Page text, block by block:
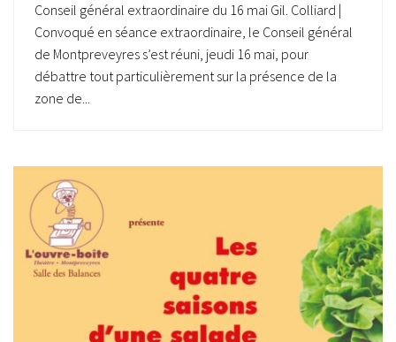
Conseil général extraordinaire du 16 mai Gil. Colliard |
Convoqué en séance extraordinaire, le Conseil général
de Montpreveyres s’est réuni, jeudi 16 mai, pour
débattre tout particulièrement sur la présence de la
zone de...